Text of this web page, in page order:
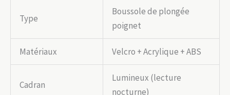
Type
Boussole de plongée
poignet
Matériaux Velcro + Acrylique + ABS
Cadran
Lumineux (lecture
nocturne)